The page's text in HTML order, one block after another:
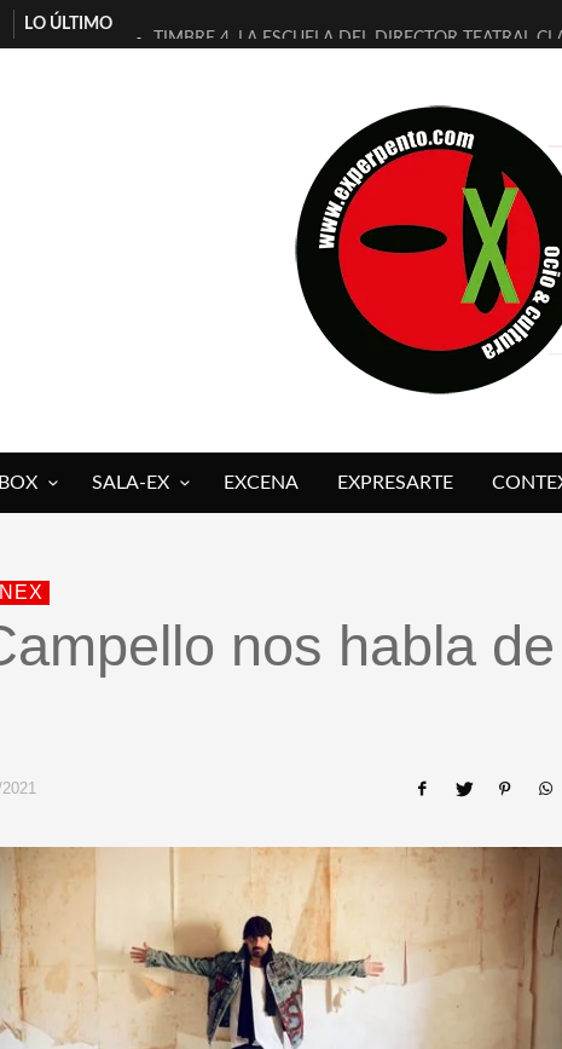
LO ÚLTIMO
TIMBRE 4, LA ESCUELA DEL DIRECTOR TEATRAL
MILITARES JUDÍAS EN #EXVITA
D’BALDOMEROS REINVENTAN [BITÁCORA 3.0] EN
MARSHALL FLASH PRESENTA EN EXVITA [RELATIVA
JOFRE BARDAGÍ EN EXVITA INTERPRETANDO A
YORCH PRESENTA [CURSO DE ARMONÍA
MAGALÍ SARE NOS EXPLICA [DESCASADA]
«NO TENGO PUTOS SUEÑOS»
SALA-EX EXCENA EXPRESARTE
nos habla de